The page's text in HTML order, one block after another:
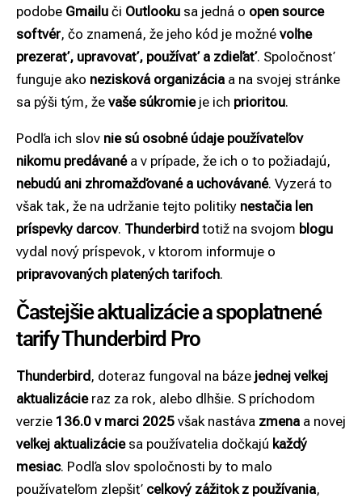
podobe Gmailu či Outlooku sa jedná o open source
softvér, čo znamená, že jeho kód je možné voľne
prezerať, upravovať, používať a zdieľať. Spoločnosť
funguje ako nezisková organizácia a na svojej stránke
sa pýši tým, že vaše súkromieje ich prioritou.
Podľa ich slov nie sú osobné údaje používateľov
nikomu predávanéa v prípade, že ich o to požiadajú,
nebudú ani zhromažďované a uchovávané. Vyzerá to
však tak, že na udržanie tejto politiky nestačia len
príspevky darcov. Thunderbird totiž na svojom blogu
vydal nový príspevok, v ktorom informuje o
pripravovaných platených tarifoch.
Častejšie aktualizácie a spoplatnené
tarify Thunderbird Pro
Thunderbird, doteraz fungoval na báze jednej veľkej
aktualizácieraz za rok, alebo dlhšie. S príchodom
verzie 136.0 v marci 2025 však nastáva zmena a novej
veľkej aktualizáciesa používatelia dočkajú každý
mesiac. Podľa slov spoločnosti by to malo
používateľom zlepšiť celkový zážitok z používania,